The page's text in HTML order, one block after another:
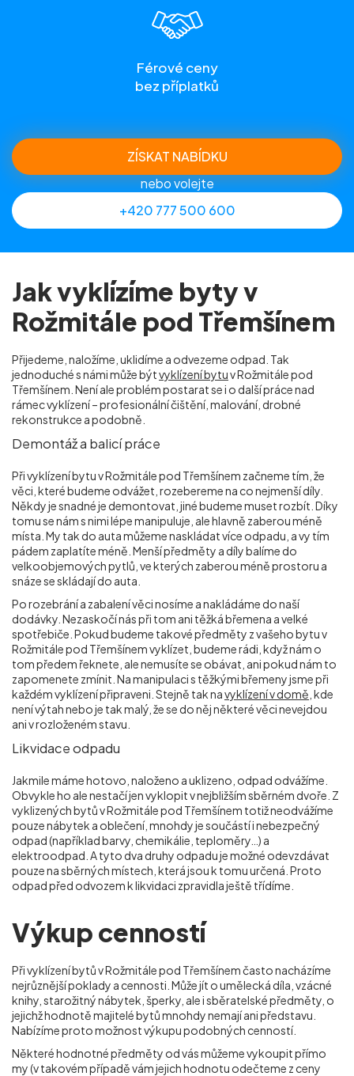
Férové ceny
bez příplatků
ZÍSKAT NABÍDKU
nebo volejte
+420 777 500 600
Jak vyklízíme byty v
Rožmitále pod Třemšínem
Přijedeme, naložíme, uklidíme a odvezeme odpad. Tak
jednoduché s námi může býtvyklízení bytuv Rožmitále pod
Třemšínem. Není ale problém postarat se i o další práce nad
rámec vyklízení – profesionální čištění, malování, drobné
rekonstrukce a podobně.
Demontáž a balicí práce
Při vyklízení bytu v Rožmitále pod Třemšínem začneme tím, že
věci, které budeme odvážet, rozebereme na co nejmenší díly.
Někdy je snadné je demontovat, jiné budeme muset rozbít. Díky
tomu se nám s nimi lépe manipuluje, ale hlavně zaberou méně
místa. My tak do auta můžeme naskládat více odpadu, a vy tím
pádem zaplatíte méně. Menší předměty a díly balíme do
velkoobjemových pytlů, ve kterých zaberou méně prostoru a
snáze se skládají do auta.
Po rozebrání a zabalení věci nosíme a nakládáme do naší
dodávky. Nezaskočí nás při tom ani těžká břemena a velké
spotřebiče. Pokud budeme takové předměty z vašeho bytu v
Rožmitále pod Třemšínem vyklízet, budeme rádi, když nám o
tom předem řeknete, ale nemusíte se obávat, ani pokud nám to
zapomenete zmínit. Na manipulaci s těžkými břemeny jsme při
každém vyklízení připraveni. Stejně tak navyklízení v domě , kde
není výtah nebo je tak malý, že se do něj některé věci nevejdou
ani v rozloženém stavu.
Likvidace odpadu
Jakmile máme hotovo, naloženo a uklizeno, odpad odvážíme.
Obvykle ho ale nestačí jen vyklopit v nejbližším sběrném dvoře. Z
vyklizených bytů v Rožmitále pod Třemšínem totiž neodvážíme
pouze nábytek a oblečení, mnohdy je součástí i nebezpečný
odpad (například barvy, chemikálie, teploměry…) a
elektroodpad. A tyto dva druhy odpadu je možné odevzdávat
pouze na sběrných místech, která jsou k tomu určená. Proto
odpad před odvozem k likvidaci zpravidla ještě třídíme.
Výkup cenností
Při vyklízení bytů v Rožmitále pod Třemšínem často nacházíme
nejrůznější poklady a cennosti. Může jít o umělecká díla, vzácné
knihy, starožitný nábytek, šperky, ale i sběratelské předměty, o
jejichž hodnotě majitelé bytů mnohdy nemají ani představu.
Nabízíme proto možnost výkupu podobných cenností.
Některé hodnotné předměty od vás můžeme vykoupit přímo
my (v takovém případě vám jejich hodnotu odečteme z ceny